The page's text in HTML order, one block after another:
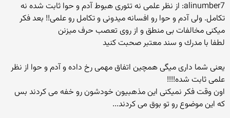
alinumber7: از نظر علمی نه تئوری هبوط آدم و حوا ثابت شده نه
تكامل. ولی آدم و حوا رو افسانه میدونی و تكامل رو علمی!! بعد فكر
میكنی مخالفات بی منطق و از روی تعصب حرف میزنن
لطفا با مدرك و سند معتبر صحبت كنید
یعنی شما داری میگی همچین اتفاق مهمی رخ داده و آدم و حوا از نظر
علمی ثابت شده!!!!
اون وقت فكر نمیكنی این مذهبیون خودشون رو خفه می كردند بس
كه این موضوع رو تو بوق می كردند...